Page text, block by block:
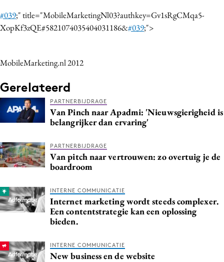
#039;" title="MobileMarketingNl03?authkey=Gv1sRgCMqa5-
XopKf3zQE#5821074035404031186&#039;">
MobileMarketing.nl 2012
Gerelateerd
PARTNERBIJDRAGE
Van Pinch naar Apadmi: 'Nieuwsgierigheid is
belangrijker dan ervaring'
PARTNERBIJDRAGE
Van pitch naar vertrouwen: zo overtuig je de
boardroom
INTERNE COMMUNICATIE
Internet marketing wordt steeds complexer.
Een contentstrategie kan een oplossing
bieden.
INTERNE COMMUNICATIE
New business en de website